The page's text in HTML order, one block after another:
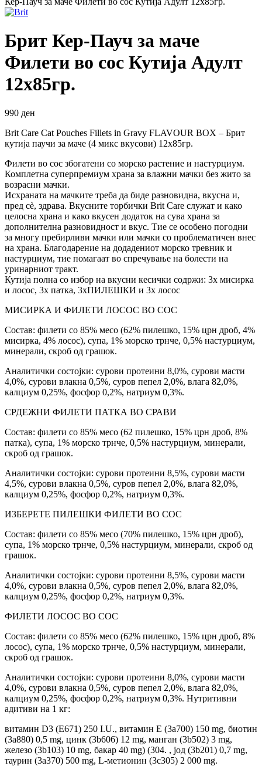
Брит Кер-Пауч за маче
Филети во сос Кутија Адулт
12х85гр.
990 ден
Brit Care Cat Pouches Fillets in Gravy FLAVOUR BOX – Брит
кутија паучи за маче (4 микс вкусови) 12х85гр.
Филети во сос збогатени со морско растение и настурциум.
Комплетна суперпремиум храна за влажни мачки без жито за
возрасни мачки.
Исхраната на мачките треба да биде разновидна, вкусна и,
пред сè, здрава. Вкусните торбички Brit Care служат и како
целосна храна и како вкусен додаток на сува храна за
дополнителна разновидност и вкус. Тие се особено погодни
за многу пребирливи мачки или мачки со проблематичен внес
на храна. Благодарение на додадениот морско тревник и
настурциум, тие помагаат во спречување на болести на
уринарниот тракт.
Кутија полна со избор на вкусни кесички содржи: 3x мисирка
и лосос, 3x патка, 3xПИЛЕШКИ и 3x лосос
МИСИРКА И ФИЛЕТИ ЛОСОС ВО СОС
Состав: филети со 85% месо (62% пилешко, 15% црн дроб, 4%
мисирка, 4% лосос), супа, 1% морско трнче, 0,5% настурциум,
минерали, скроб од грашок.
Аналитички состојки: сурови протеини 8,0%, сурови масти
4,0%, сурови влакна 0,5%, суров пепел 2,0%, влага 82,0%,
калциум 0,25%, фосфор 0,2%, натриум 0,3%.
СРДЕЖНИ ФИЛЕТИ ПАТКА ВО СРАВИ
Состав: филети со 85% месо (62 пилешко, 15% црн дроб, 8%
патка), супа, 1% морско трнче, 0,5% настурциум, минерали,
скроб од грашок.
Аналитички состојки: сурови протеини 8,5%, сурови масти
4,5%, сурови влакна 0,5%, суров пепел 2,0%, влага 82,0%,
калциум 0,25%, фосфор 0,2%, натриум 0,3%.
ИЗБЕРЕТЕ ПИЛЕШКИ ФИЛЕТИ ВО СОС
Состав: филети со 85% месо (70% пилешко, 15% црн дроб),
супа, 1% морско трнче, 0,5% настурциум, минерали, скроб од
грашок.
Аналитички состојки: сурови протеини 8,5%, сурови масти
4,0%, сурови влакна 0,5%, суров пепел 2,0%, влага 82,0%,
калциум 0,25%, фосфор 0,2%, натриум 0,3%.
ФИЛЕТИ ЛОСОС ВО СОС
Состав: филети со 85% месо (62% пилешко, 15% црн дроб, 8%
лосос), супа, 1% морско трнче, 0,5% настурциум, минерали,
скроб од грашок.
Аналитички состојки: сурови протеини 8,0%, сурови масти
4,0%, сурови влакна 0,5%, суров пепел 2,0%, влага 82,0%,
калциум 0,25%, фосфор 0,2%, натриум 0,3%. Нутритивни
адитиви на 1 кг:
витамин D3 (E671) 250 I.U., витамин Е (3a700) 150 mg, биотин
(3a880) 0,5 mg, цинк (3b606) 12 mg, манган (3b502) 3 mg,
железо (3b103) 10 mg, бакар 40 mg) (304. , јод (3b201) 0,7 mg,
таурин (3a370) 500 mg, L-метионин (3c305) 2 000 mg.